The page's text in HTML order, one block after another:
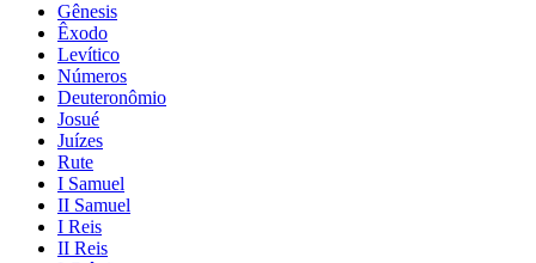
Gênesis
Êxodo
Levítico
Números
Deuteronômio
Josué
Juízes
Rute
I Samuel
II Samuel
I Reis
II Reis